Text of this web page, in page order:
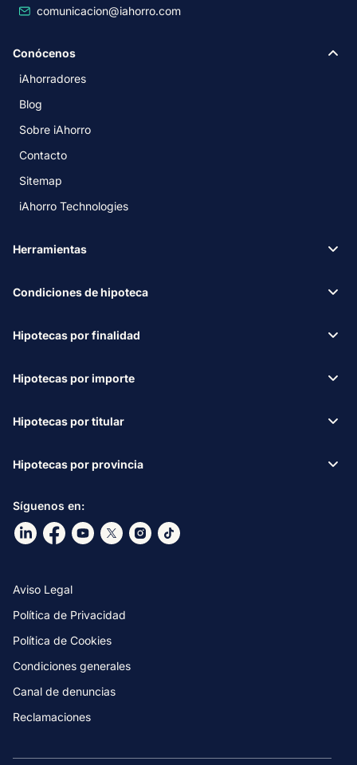
comunicacion@iahorro.com
Síguenos en:
Ir a nuestro Linkdin
Ir a nuestro Facebook
Ir a nuestro canal de Youtube
Ir a nuestro X
Ir a nuestro Instagram
Ir a nuestro TikTok
Aviso Legal
Política de Privacidad
Política de Cookies
Condiciones generales
Canal de denuncias
Reclamaciones
Conócenos
iAhorradores
Blog
Sobre iAhorro
Contacto
Sitemap
iAhorro Technologies
Herramientas
Condiciones de hipoteca
Hipotecas por finalidad
Hipotecas por importe
Hipotecas por titular
Hipotecas por provincia